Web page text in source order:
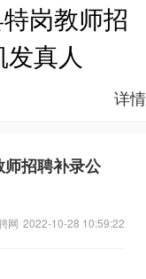
岗教师招
真人
详情
招聘补录公
网 2022-10-28 10:59:22